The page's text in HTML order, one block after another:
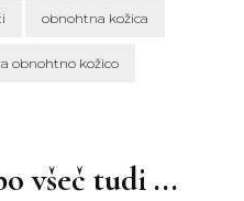
obnohtna kožica
obnohtno kožico
všeč tudi ...